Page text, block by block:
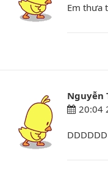
Em thưa
Nguyễn
20:04